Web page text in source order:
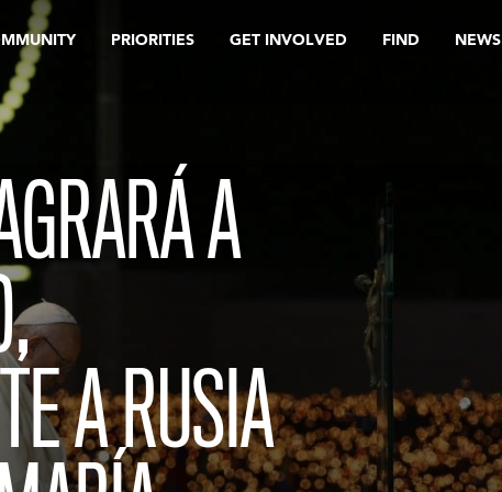
PRIORITIES GET INVOLVED FIND NEWS
A
A RUSIA